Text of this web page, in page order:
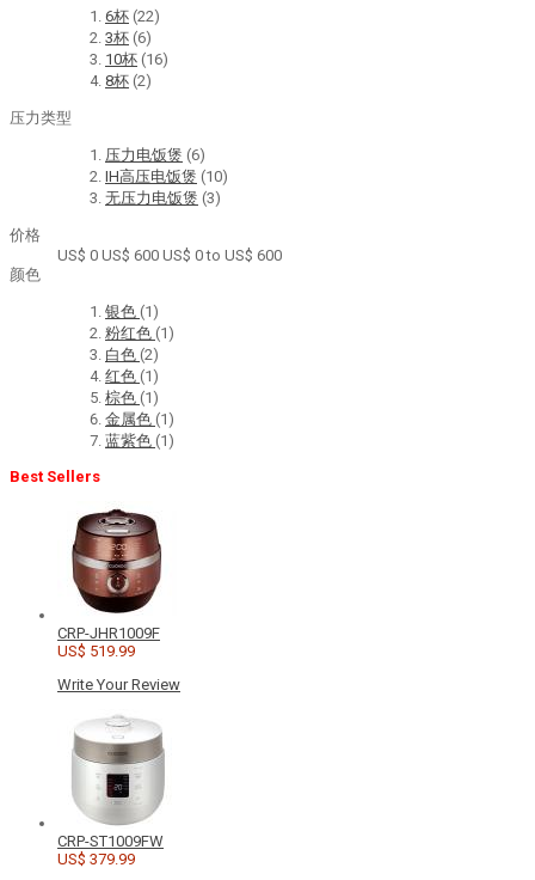
6杯 (22)
3杯 (6)
10杯 (16)
8杯 (2)
压力类型
压力电饭煲 (6)
IH高压电饭煲 (10)
无压力电饭煲 (3)
价格
US$ 0 US$ 600 US$ 0 to US$ 600
颜色
银色 (1)
粉红色 (1)
白色 (2)
红色 (1)
棕色 (1)
金属色 (1)
蓝紫色 (1)
Best Sellers
CRP-JHR1009F
US$ 519.99
Write Your Review
CRP-ST1009FW
US$ 379.99